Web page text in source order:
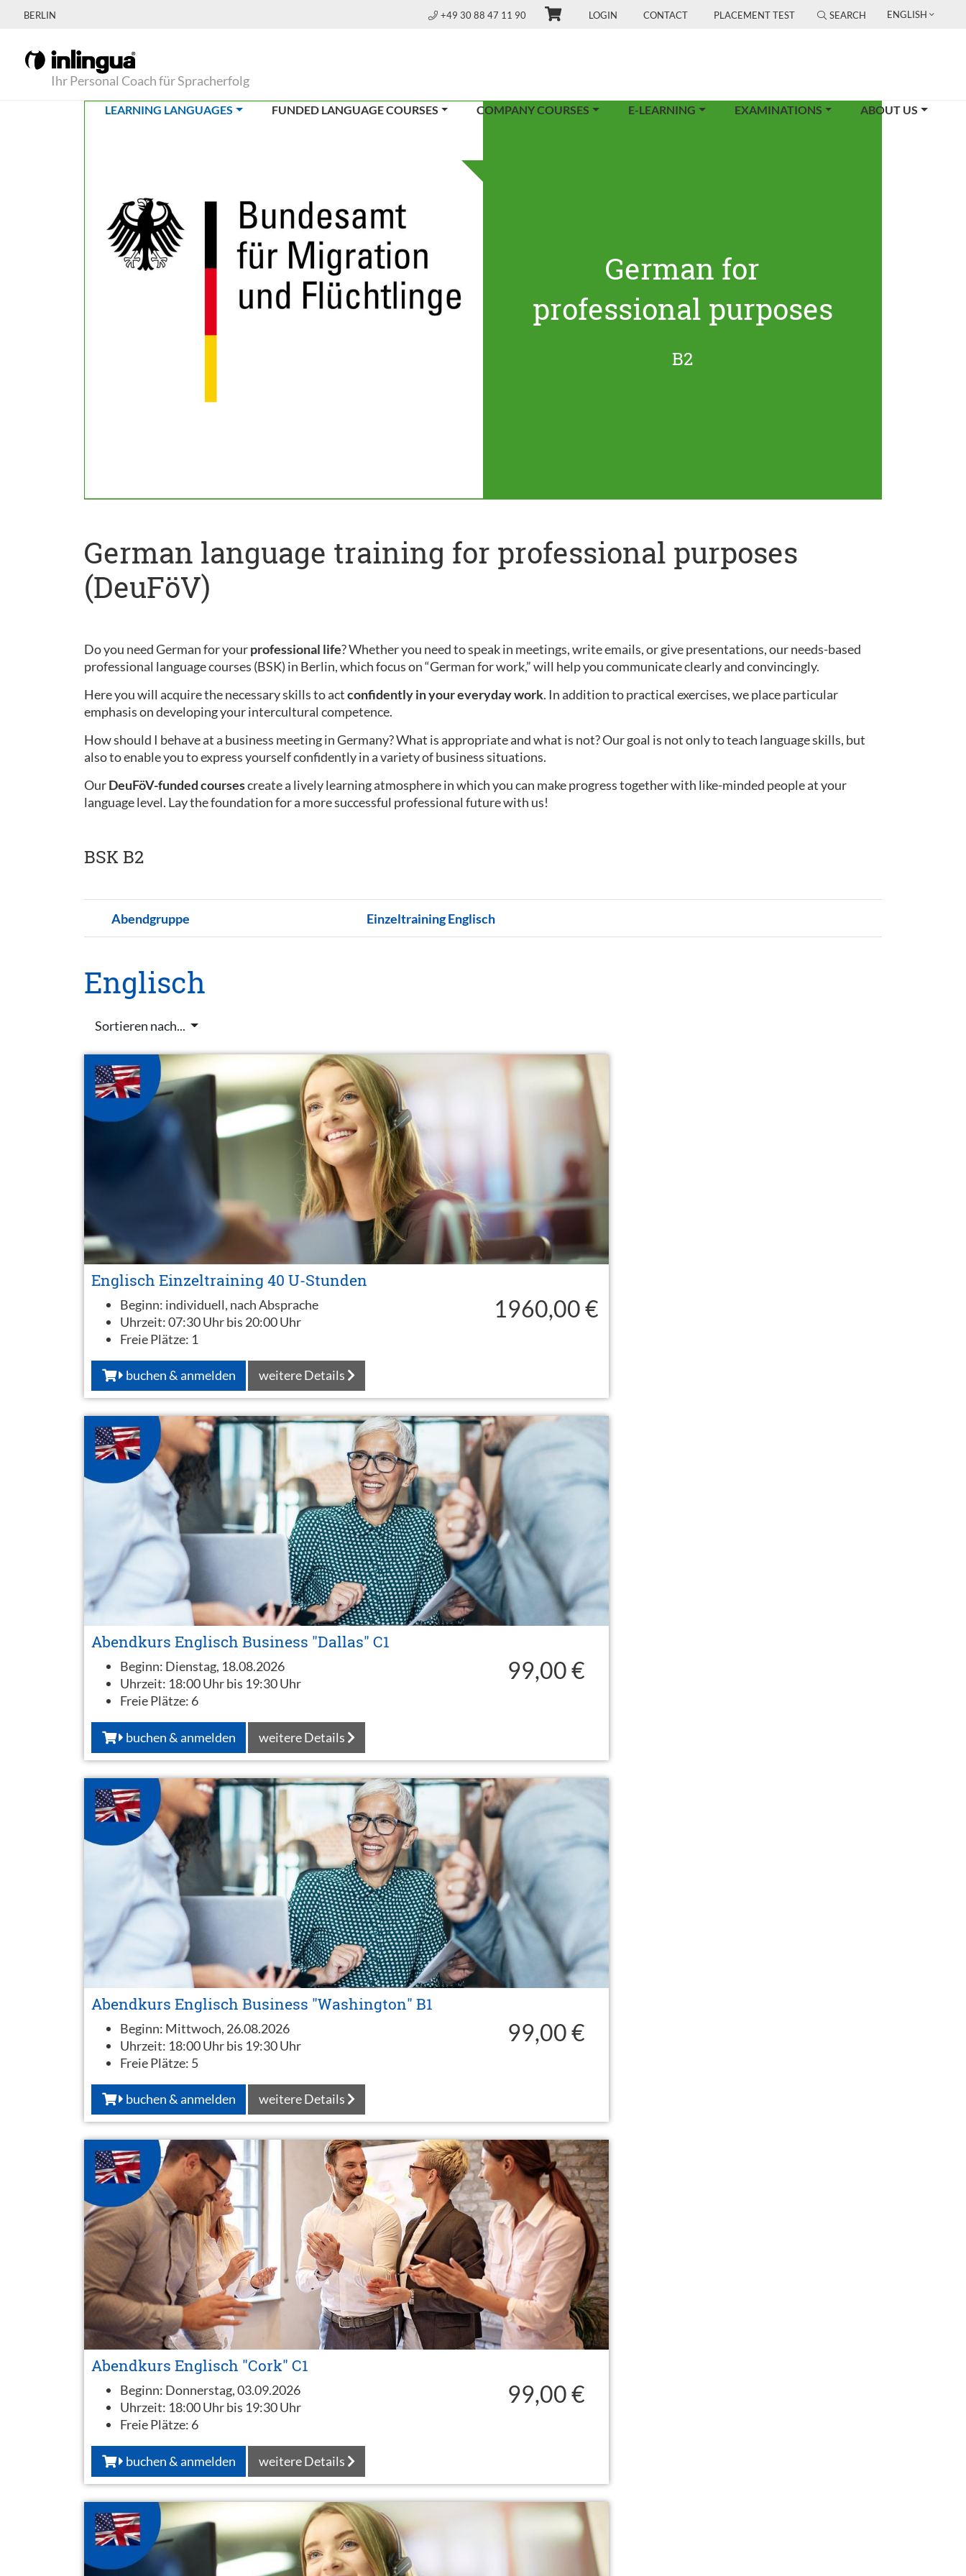
BERLIN +49 30 88 47 11 90 LOGIN CONTACT PLACEMENT TEST SEARCH ENGLISH
Ihr Personal Coach für Spracherfolg
LEARNING LANGUAGES(CURRENT)FUNDED LANGUAGE COURSES COMPANY COURSES E-LEARNING EXAMINATIONS ABOUT US
German for
professional purposes
B2
German language training for professional purposes
(DeuFöV)
Do you need German for yourprofessional life? Whether you need to speak in meetings, write emails, or give presentations, our needs-based
professional language courses (BSK) in Berlin, which focus on “German for work,” will help you communicate clearly and convincingly.
Here you will acquire the necessary skills to actconfidently in your everyday work. In addition to practical exercises, we place particular
emphasis on developing your intercultural competence.
How should I behave at a business meeting in Germany? What is appropriate and what is not? Our goal is not only to teach language skills, but
also to enable you to express yourself confidently in a variety of business situations.
OurDeuFöV-funded coursescreate a lively learning atmosphere in which you can make progress together with like-minded people at your
language level. Lay the foundation for a more successful professional future with us!
BSK B2
Abendgruppe Einzeltraining Englisch
Englisch
Sortieren nach...
Englisch Einzeltraining 40 U-Stunden
Beginn: individuell, nach Absprache
Uhrzeit:07:30 Uhr bis 20:00 Uhr
Freie Plätze: 1
1960,00 €
buchen & anmelden weitere Details
Abendkurs Englisch Business "Dallas" C1
Beginn: Dienstag, 18.08.2026
Uhrzeit: 18:00 Uhr bis 19:30 Uhr
Freie Plätze: 6
99,00 €
buchen & anmelden weitere Details
Abendkurs Englisch Business "Washington" B1
Beginn: Mittwoch, 26.08.2026
Uhrzeit: 18:00 Uhr bis 19:30 Uhr
Freie Plätze: 5
99,00 €
buchen & anmelden weitere Details
Abendkurs Englisch "Cork" C1
Beginn: Donnerstag, 03.09.2026
Uhrzeit: 18:00 Uhr bis 19:30 Uhr
Freie Plätze: 6
99,00 €
buchen & anmelden weitere Details